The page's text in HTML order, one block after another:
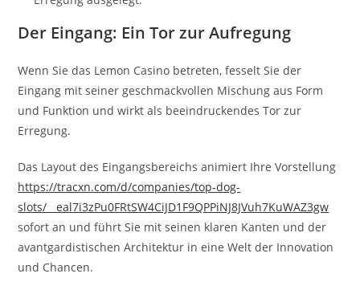
Der Eingang: Ein Tor zur Aufregung
Wenn Sie das Lemon Casino betreten, fesselt Sie der
Eingang mit seiner geschmackvollen Mischung aus Form
und Funktion und wirkt als beeindruckendes Tor zur
Erregung.
Das Layout des Eingangsbereichs animiert Ihre Vorstellung
https://tracxn.com/d/companies/top-dog-
slots/__eal7i3zPu0FRtSW4CiJD1F9QPPiNJ8JVuh7KuWAZ3gw
sofort an und führt Sie mit seinen klaren Kanten und der
avantgardistischen Architektur in eine Welt der Innovation
und Chancen.